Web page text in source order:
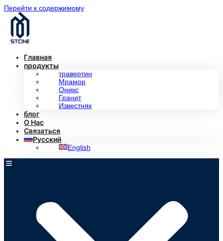
Перейти к содержимому
Главная
продукты
травертин
Мрамор
Оникс
Гранит
Известняк
блог
О Нас
Связаться
Русский
English